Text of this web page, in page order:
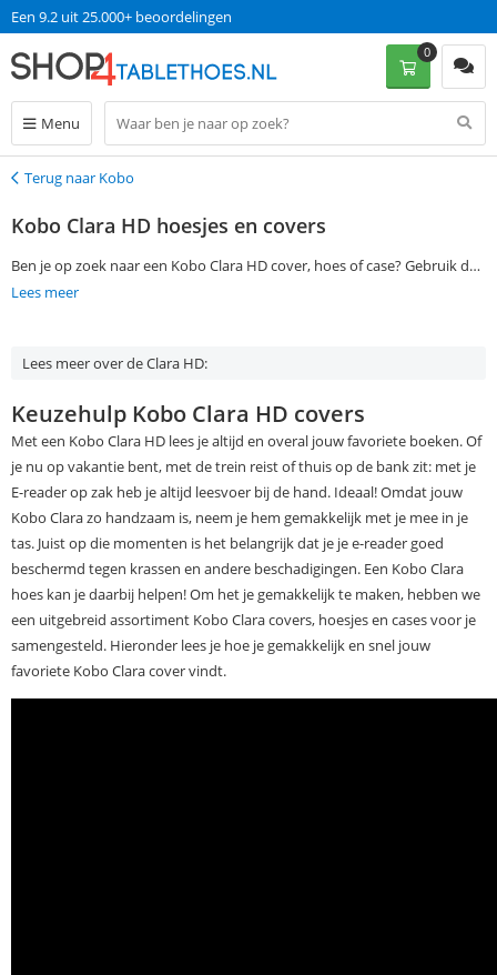
Een 9.2 uit 25.000+ beoordelingen
Menu
0
Terug
Terug naar Kobo
Kobo Clara HD hoesjes en covers
Ben je op zoek naar een Kobo Clara HD cover, hoes of case? Gebruik dan
de filtermogelijkheden aan de linkerkant van deze pagina om jouw
thuis, zonder verzendkosten!
Lees meer
Lees meer over de Clara HD:
Keuzehulp Kobo Clara HD covers
Met een Kobo Clara HD lees je altijd en overal jouw favoriete boeken. Of
je nu op vakantie bent, met de trein reist of thuis op de bank zit: met je
E-reader op zak heb je altijd leesvoer bij de hand. Ideaal! Omdat jouw
Kobo Clara zo handzaam is, neem je hem gemakkelijk met je mee in je
tas. Juist op die momenten is het belangrijk dat je je e-reader goed
beschermd tegen krassen en andere beschadigingen. Een Kobo Clara
hoes kan je daarbij helpen! Om het je gemakkelijk te maken, hebben we
een uitgebreid assortiment Kobo Clara covers, hoesjes en cases voor je
samengesteld. Hieronder lees je hoe je gemakkelijk en snel jouw
favoriete Kobo Clara cover vindt.